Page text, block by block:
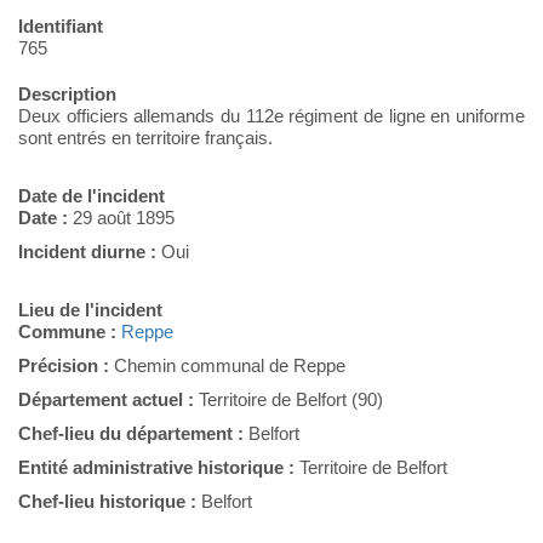
Identifiant
765
Description
Deux officiers allemands du 112e régiment de ligne en uniforme
sont entrés en territoire français.
Date de l'incident
Date : 29 août 1895
Incident diurne : Oui
Lieu de l'incident
Commune : Reppe
Précision : Chemin communal de Reppe
Département actuel : Territoire de Belfort (90)
Chef-lieu du département : Belfort
Entité administrative historique : Territoire de Belfort
Chef-lieu historique : Belfort